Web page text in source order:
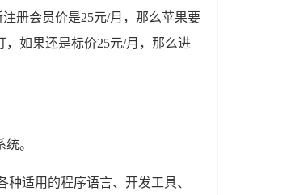
册会员价是25元/月，那么苹果要
，如果还是标价25元/月，那么进
。
适用的程序语言、开发工具、